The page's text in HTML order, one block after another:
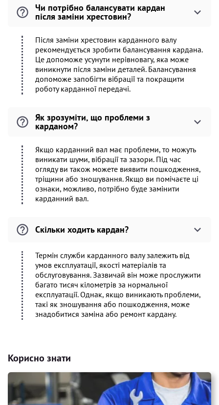
Чи потрібно балансувати кардан
після заміни хрестовин?
Після заміни хрестовин карданного валу
рекомендується зробити балансування кардана.
Це допоможе усунути нерівновагу, яка може
виникнути після заміни деталей. Балансування
допоможе запобігти вібрації та покращити
роботу карданної передачі.
Як зрозуміти, що проблеми з
карданом?
Якщо карданний вал має проблеми, то можуть
виникати шуми, вібрації та зазори. Під час
огляду ви також можете виявити пошкодження,
тріщини або зношування. Якщо ви помічаєте ці
ознаки, можливо, потрібно буде замінити
карданний вал.
Скільки ходить кардан?
Термін служби карданного валу залежить від
умов експлуатації, якості матеріалів та
обслуговування. Зазвичай він може прослужити
багато тисяч кілометрів за нормальної
експлуатації. Однак, якщо виникають проблеми,
такі як зношування або пошкодження, може
знадобитися заміна або ремонт кардану.
Корисно знати